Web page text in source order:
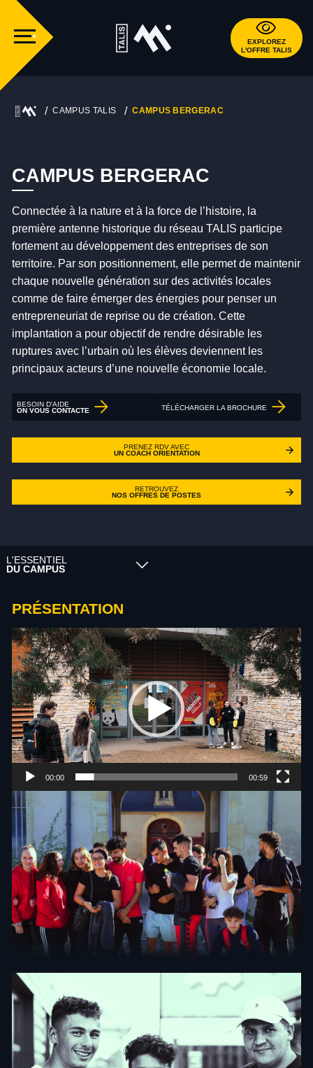
EXPLOREZ
L'OFFRE TALIS
CAMPUS TALIS CAMPUS BERGERAC
CAMPUS BERGERAC
Connectée à la nature et à la force de l’histoire, la
première antenne historique du réseau TALIS participe
fortement au développement des entreprises de son
territoire. Par son positionnement, elle permet de maintenir
chaque nouvelle génération sur des activités locales
comme de faire émerger des énergies pour penser un
entrepreneuriat de reprise ou de création. Cette
implantation a pour objectif de rendre désirable les
ruptures avec l’urbain où les élèves deviennent les
principaux acteurs d’une nouvelle économie locale.
BESOIN D'AIDE
ON VOUS CONTACTE
TÉLÉCHARGER LA BROCHURE
PRENEZ RDV AVEC
UN COACH ORIENTATION
RETROUVEZ
NOS OFFRES DE POSTES
L'ESSENTIEL
DU CAMPUS
PRÉSENTATION
Lecteur
vidéo
00:00 00:59